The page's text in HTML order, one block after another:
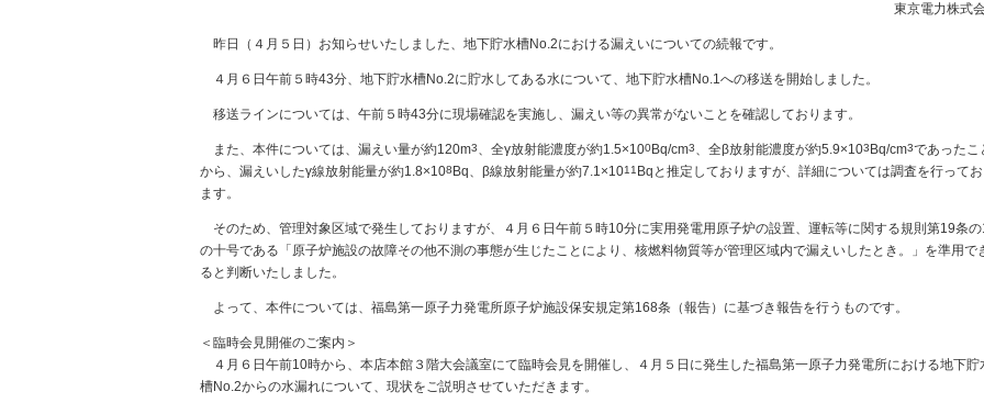
東京電力株式
昨日（４月５日）お知らせいたしました、地下貯水槽No.2における漏えいについての続報です。
４月６日午前５時43分、地下貯水槽No.2に貯水してある水について、地下貯水槽No.1への移送を開始しました。
移送ラインについては、午前５時43分に現場確認を実施し、漏えい等の異常がないことを確認しております。
また、本件については、漏えい量が約120m3、全γ放射能濃度が約1.5×100Bq/cm3、全β放射能濃度が約5.9×103 Bq/cm3であったこ
から、漏えいしたγ線放射能量が約1.8×108 Bq、β線放射能量が約7.1×1011 Bqと推定しておりますが、詳細については調査を行ってお
ます。
そのため、管理対象区域で発生しておりますが、４月６日午前５時10分に実用発電用原子炉の設置、運転等に関する規則第19条の
の十号である「原子炉施設の故障その他不測の事態が生じたことにより、核燃料物質等が管理区域内で漏えいしたとき。」を準用で
ると判断いたしました。
よって、本件については、福島第一原子力発電所原子炉施設保安規定第168条（報告）に基づき報告を行うものです。
＜臨時会見開催のご案内＞
４月６日午前10時から、本店本館３階大会議室にて臨時会見を開催し、４月５日に発生した福島第一原子力発電所における地下貯
槽No.2からの水漏れについて、現状をご説明させていただきます。